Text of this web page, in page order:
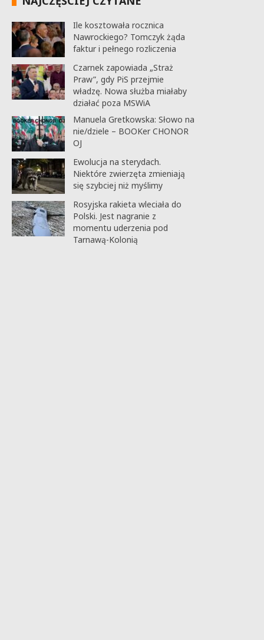
Ile kosztowała rocznica
Nawrockiego? Tomczyk żąda
faktur i pełnego rozliczenia
Czarnek zapowiada „Straż
Praw”, gdy PiS przejmie
władzę. Nowa służba miałaby
działać poza MSWiA
Manuela Gretkowska: Słowo na
nie/dziele – BOOKer CHONOR
OJ
Ewolucja na sterydach.
Niektóre zwierzęta zmieniają
się szybciej niż myślimy
Rosyjska rakieta wleciała do
Polski. Jest nagranie z
momentu uderzenia pod
Tarnawą-Kolonią